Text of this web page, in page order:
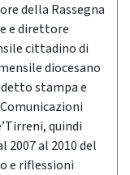
della Rassegna
e direttore
cittadino di
diocesano
stampa e
quindi
al 2010 del
e riflessioni